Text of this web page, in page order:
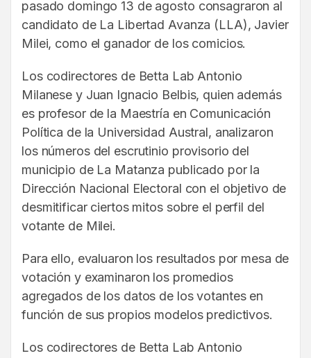
pasado domingo 13 de agosto consagraron al
candidato de La Libertad Avanza (LLA), Javier
Milei, como el ganador de los comicios.
Los codirectores de Betta Lab Antonio
Milanese y Juan Ignacio Belbis, quien además
es profesor de la Maestría en Comunicación
Política de la Universidad Austral, analizaron
los números del escrutinio provisorio del
municipio de La Matanza publicado por la
Dirección Nacional Electoral con el objetivo de
desmitificar ciertos mitos sobre el perfil del
votante de Milei.
Para ello, evaluaron los resultados por mesa de
votación y examinaron los promedios
agregados de los datos de los votantes en
función de sus propios modelos predictivos.
Los codirectores de Betta Lab Antonio